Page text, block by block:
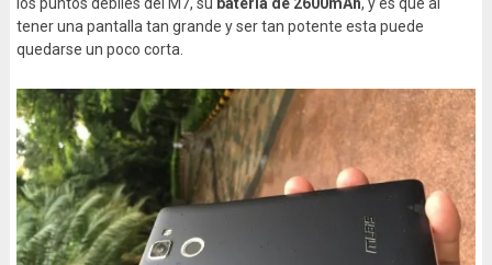
tener una pantalla tan grande y ser tan potente esta puede
quedarse un poco corta.